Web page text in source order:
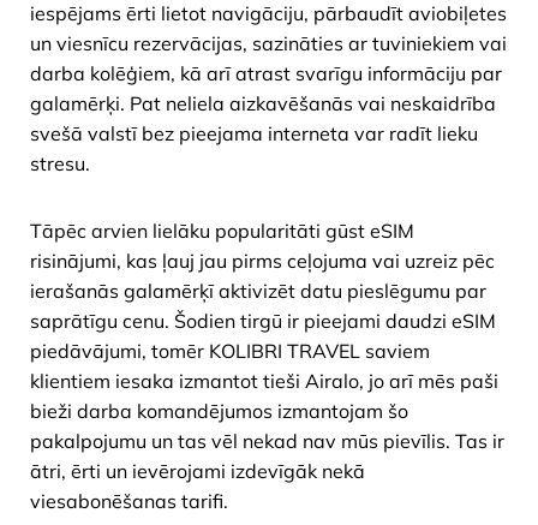
iespējams ērti lietot navigāciju, pārbaudīt aviobiļetes
un viesnīcu rezervācijas, sazināties ar tuviniekiem vai
darba kolēģiem, kā arī atrast svarīgu informāciju par
galamērķi. Pat neliela aizkavēšanās vai neskaidrība
svešā valstī bez pieejama interneta var radīt lieku
stresu.
Tāpēc arvien lielāku popularitāti gūst eSIM
risinājumi, kas ļauj jau pirms ceļojuma vai uzreiz pēc
ierašanās galamērķī aktivizēt datu pieslēgumu par
saprātīgu cenu. Šodien tirgū ir pieejami daudzi eSIM
piedāvājumi, tomēr KOLIBRI TRAVEL saviem
klientiem iesaka izmantot tieši Airalo, jo arī mēs paši
bieži darba komandējumos izmantojam šo
pakalpojumu un tas vēl nekad nav mūs pievīlis. Tas ir
ātri, ērti un ievērojami izdevīgāk nekā
viesabonēšanas tarifi.